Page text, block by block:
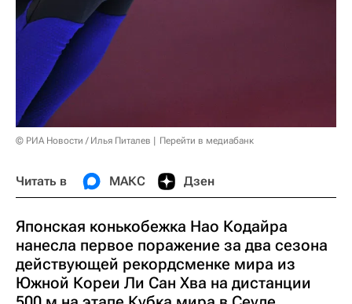
© РИА Новости / Илья Питалев Перейти в медиабанк
Читать в МАКС Дзен
Японская конькобежка Нао Кодайра
нанесла первое поражение за два сезона
действующей рекордсменке мира из
Южной Кореи Ли Сан Хва на дистанции